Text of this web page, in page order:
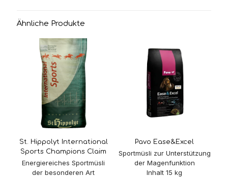
Ähnliche Produkte
St. Hippolyt International
Sports Champions Claim
Energiereiches Sportmüsli
der besonderen Art
Pavo Ease&Excel
Sportmüsli zur Unterstützung
der Magenfunktion
Inhalt 15 kg